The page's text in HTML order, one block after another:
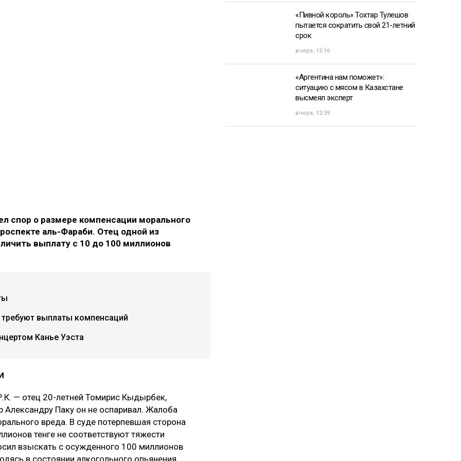
спор о размере компенсации морального
аль-Фараби. Отец одной из
выплату с 10 до 100 миллионов
выплаты компенсаций
Канье Уэста
— отец 20-летней Томирис Кыдырбек,
Паку он не оспаривал. Жалоба
вреда. В суде потерпевшая сторона
тенге не соответствуют тяжести
взыскать с осужденного 100 миллионов
в состоянии алкогольного опьянения,
«Пивной король» Тохтар Тулешов
пытается сократить свой 21-летний
срок
вчера, 15:16
«Аргентина нам поможет»:
ситуацию с мясом в Казахстане
высмеял эксперт
вчера, 12:39